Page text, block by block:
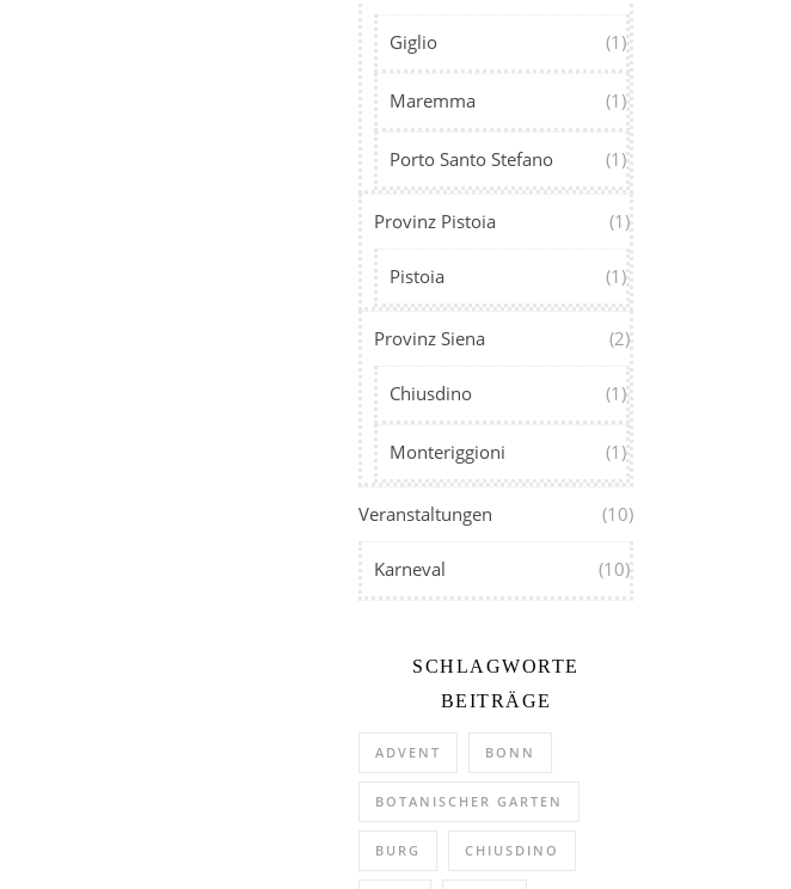
Giglio (1)
Maremma (1)
Porto Santo Stefano (1)
Provinz Pistoia (1)
Pistoia (1)
Provinz Siena (2)
Chiusdino (1)
Monteriggioni (1)
Veranstaltungen (10)
Karneval (10)
SCHLAGWORTE
BEITRÄGE
ADVENT BONN
BOTANISCHER GARTEN
BURG CHIUSDINO